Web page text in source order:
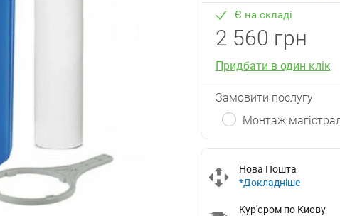
Є на складі
2 560 грн
Придбати в один клік
Замовити послугу
Монтаж
Нова Пошта
*Докладніше
Кур'єром по Києву